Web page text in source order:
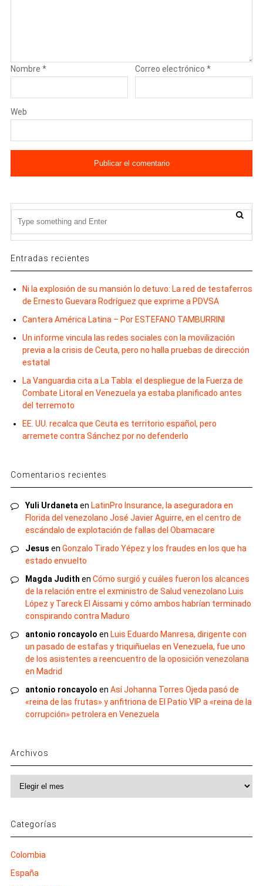
Nombre * Correo electrónico*
Web
Entradas recientes
Ni la explosión de su mansión lo detuvo: La red de testaferros
de Ernesto Guevara Rodríguez que exprime a PDVSA
Cantera América Latina – Por ESTEFANO TAMBURRINI
Un informe vincula las redes sociales con la movilización
previa a la crisis de Ceuta, pero no halla pruebas de dirección
estatal
La Vanguardia cita a La Tabla: el despliegue de la Fuerza de
Combate Litoral en Venezuela ya estaba planificado antes
del terremoto
EE. UU. recalca que Ceuta es territorio español, pero
arremete contra Sánchez por no defenderlo
Comentarios recientes
Yuli Urdaneta en LatinPro Insurance, la aseguradora en
Florida del venezolano José Javier Aguirre, en el centro de
escándalo de explotación de fallas del Obamacare
Jesus en Gonzalo Tirado Yépez y los fraudes en los que ha
estado envuelto
Magda Judith en Cómo surgió y cuáles fueron los alcances
de la relación entre el exministro de Salud venezolano Luis
López y Tareck El Aissami y cómo ambos habrían terminado
conspirando contra Maduro
antonio roncayolo en Luis Eduardo Manresa, dirigente con
un pasado de estafas y triquiñuelas en Venezuela, fue uno
de los asistentes a reencuentro de la oposición venezolana
en Madrid
antonio roncayolo en Así Johanna Torres Ojeda pasó de
«reina de las frutas» y anfitriona de El Patio VIP a «reina de la
corrupción» petrolera en Venezuela
Archivos
Categorías
Colombia
España